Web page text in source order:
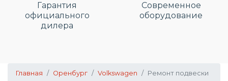
Гарантия
официального
дилера
Современное
оборудование
Главная Оренбург Volkswagen Ремонт подвески